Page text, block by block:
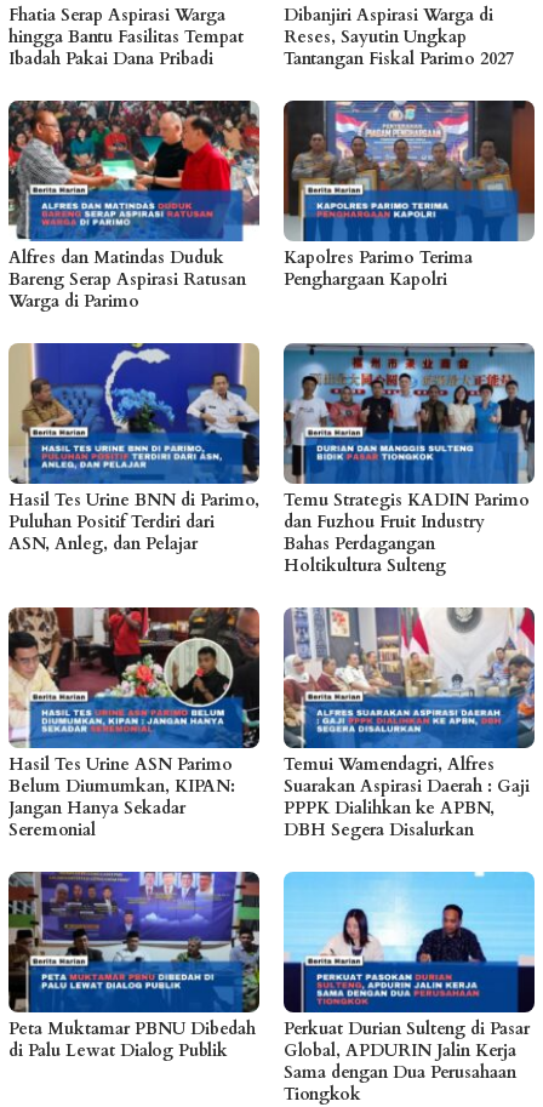
Fhatia Serap Aspirasi Warga
hingga Bantu Fasilitas Tempat
Ibadah Pakai Dana Pribadi
Dibanjiri Aspirasi Warga di
Reses, Sayutin Ungkap
Tantangan Fiskal Parimo 2027
Alfres dan Matindas Duduk
Bareng Serap Aspirasi Ratusan
Warga di Parimo
Kapolres Parimo Terima
Penghargaan Kapolri
Hasil Tes Urine BNN di Parimo,
Puluhan Positif Terdiri dari
ASN, Anleg, dan Pelajar
Temu Strategis KADIN Parimo
dan Fuzhou Fruit Industry
Bahas Perdagangan
Holtikultura Sulteng
Hasil Tes Urine ASN Parimo
Belum Diumumkan, KIPAN:
Jangan Hanya Sekadar
Seremonial
Temui Wamendagri, Alfres
Suarakan Aspirasi Daerah : Gaji
PPPK Dialihkan ke APBN,
DBH Segera Disalurkan
Peta Muktamar PBNU Dibedah
di Palu Lewat Dialog Publik
Perkuat Durian Sulteng di Pasar
Global, APDURIN Jalin Kerja
Sama dengan Dua Perusahaan
Tiongkok